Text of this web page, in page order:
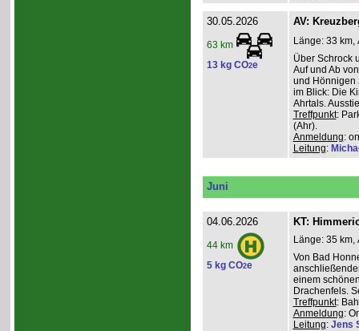
30.05.2026
63 km
13 kg CO2e
AV:
Länge: 33 km,
Über Schrock
Auf und Ab
und Hönnigen
im Blick: Die
Ahrtals.
Treffpunkt:
(Ahr).
Anmeldung:
Leitung:
Juni
04.06.2026
44 km
5 kg CO2e
KT:
Länge: 35 km,
Von Bad
einem
Drachenfels.
Treffpunkt:
Anmeldung:
Leitung: Jens